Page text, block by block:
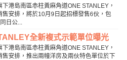
下港島南區赤柱黃麻角道ONE STANLEY，
售安排，將於10月9日起招標發售6伙，包
日公...
全新複式示範單位曝光
下港島南區赤柱黃麻角道ONE STANLEY，
售安排，推出兩幢洋房及兩伙特色單位於下